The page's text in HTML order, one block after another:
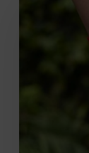
TAGLIARE